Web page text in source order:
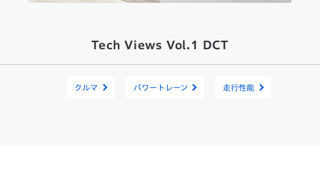
Tech Views Vol.1 DCT
クルマ パワートレーン 走行性能